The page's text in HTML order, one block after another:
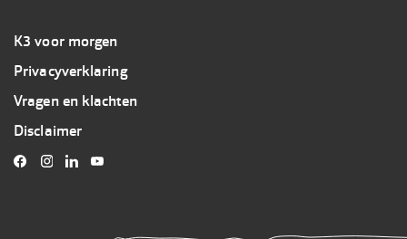
Footer
3
K3
K3 voor morgen
Privacyverklaring
Vragen en klachten
Disclaimer